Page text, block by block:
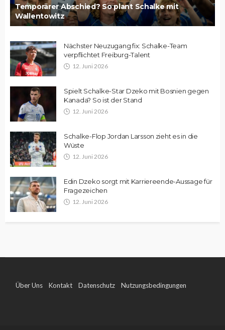
Temporärer Abschied? So plant Schalke mit
Wallentowitz
Nächster Neuzugang fix: Schalke-Team
verpflichtet Freiburg-Talent
12. Juni 2026
Spielt Schalke-Star Dzeko mit Bosnien gegen
Kanada? So ist der Stand
12. Juni 2026
Schalke-Flop Jordan Larsson zieht es in die
Wüste
12. Juni 2026
Edin Dzeko sorgt mit Karriereende-Aussage für
Fragezeichen
12. Juni 2026
Über Uns Kontakt Datenschutz Nutzungsbedingungen